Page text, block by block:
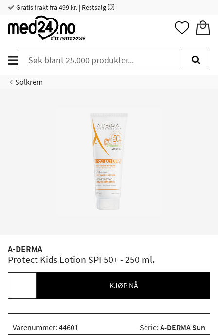
Gratis frakt fra 499 kr. | Restsalg 💥
Solkrem
A-DERMA
Protect Kids Lotion SPF50+ - 250 ml.
KJØP NÅ
Varenummer: 44601 Serie: A-DERMA Sun